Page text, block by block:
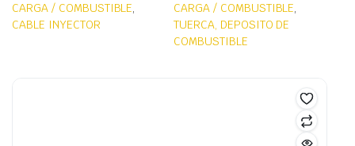
CARGA / COMBUSTIBLE,
CABLE INYECTOR
CARGA / COMBUSTIBLE,
TUERCA, DEPOSITO DE
COMBUSTIBLE